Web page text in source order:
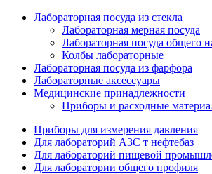
Лабораторная посуда из стекла
Лабораторная мерная посуда
Лабораторная посуда общего
Колбы лабораторные
Лабораторная посуда из фарфора
Лабораторные аксессуары
Медицинские принадлежности
Приборы и расходные
Приборы для измерения давления
Для лабораторий АЗС т нефтебаз
Для лабораторий пищевой
Для лаборатории общего профиля